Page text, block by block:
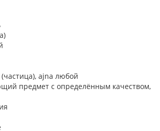
ajna любой
предмет с определённым качеством,